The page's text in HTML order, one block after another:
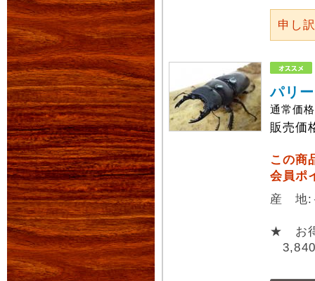
申し
パリ
通常価
販売価
この商
会員ポ
産 地:
★ お